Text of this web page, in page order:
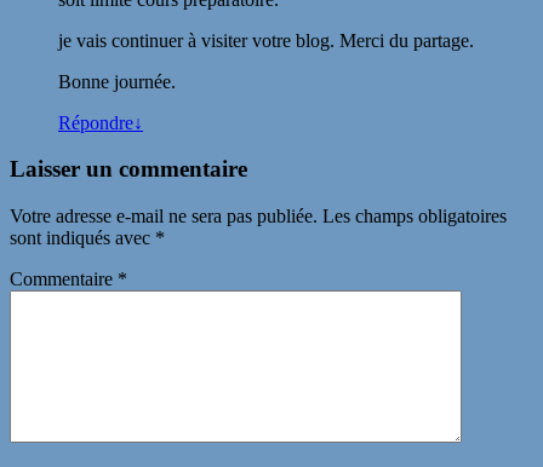
je vais continuer à visiter votre blog. Merci du partage.
Bonne journée.
Répondre↓
Laisser un commentaire
Votre adresse e-mail ne sera pas publiée. Les champs obligatoires
sont indiqués avec *
Commentaire *